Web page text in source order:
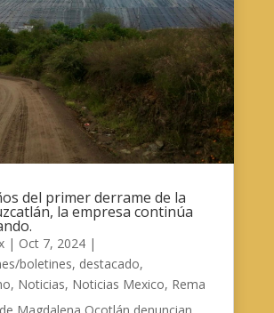
del primer derrame de la
la empresa continúa
| Oct 7, 2024|
boletines, destacado,
, Noticias, Noticias Mexico, Rema